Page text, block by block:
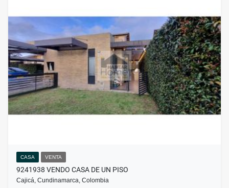
CASA VENTA
9241938 VENDO CASA DE UN PISO
Cajicá, Cundinamarca, Colombia